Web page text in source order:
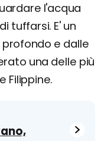
l'acqua
tuffarsi. E' un
e dalle
una delle più
Filippine.